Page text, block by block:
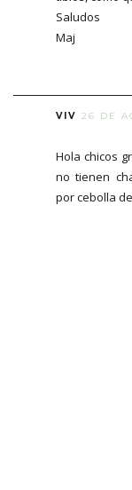
Saludos
Maj
VIV 26 DE
Hola chicos
no tienen
por cebolla